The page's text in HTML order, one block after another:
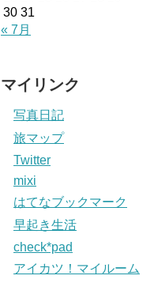
30 31
« 7月
マイリンク
写真日記
旅マップ
Twitter
mixi
はてなブックマーク
早起き生活
check*pad
アイカツ！マイルーム